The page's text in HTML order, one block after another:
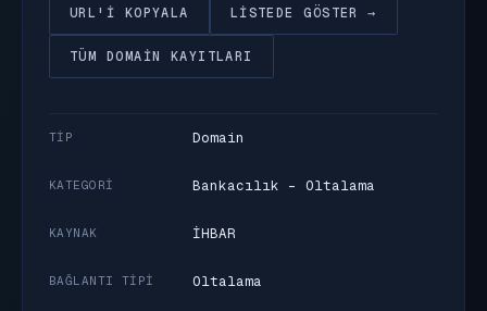
URL'I KOPYALA LISTEDE GÖSTER →
TÜM DOMAIN KAYITLARI
TIP Domain
KATEGORI Bankacılık - Oltalama
KAYNAK İHBAR
BAĞLANTI TIPI Oltalama